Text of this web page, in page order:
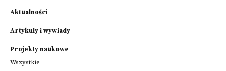
Aktualności
Artykuły i wywiady
Projekty naukowe
Wszystkie